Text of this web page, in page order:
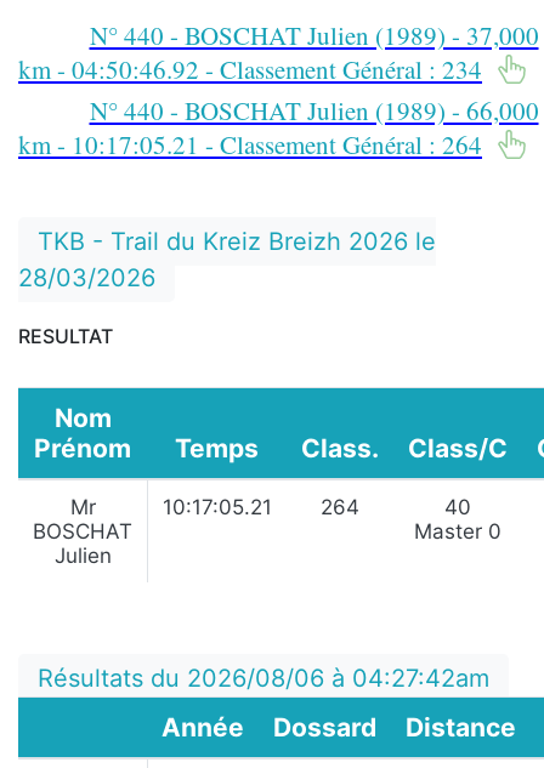
N° 440 - BOSCHAT Julien (1989) - 37,000
km - 04:50:46.92 - Classement Général : 234
N° 440 - BOSCHAT Julien (1989) - 66,000
km - 10:17:05.21 - Classement Général : 264
TKB - Trail du Kreiz Breizh 2026 le
28/03/2026
RESULTAT
Nom
Prénom
Temps Class. Class/C
Mr
BOSCHAT
Julien
10:17:05.21 264
40
Master 0
Résultats du 2026/08/06 à 04:27:42am
Année Dossard Distance